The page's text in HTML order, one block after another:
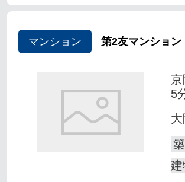
マンション 第2友マンション
5
建